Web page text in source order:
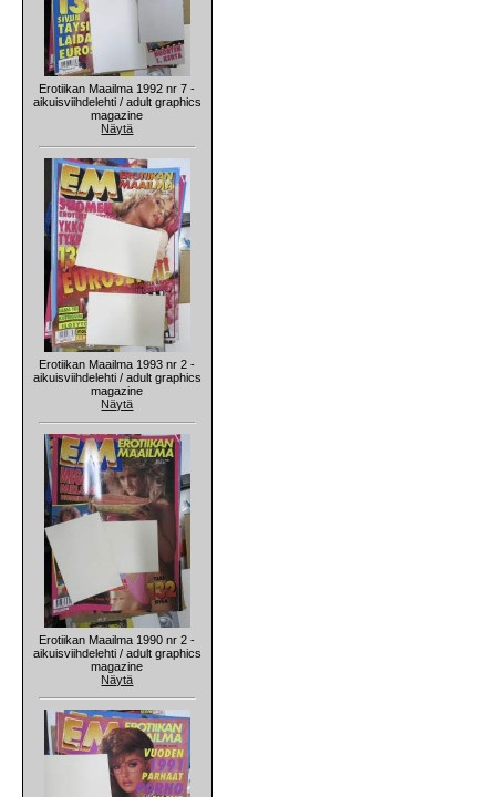
Erotiikan Maailma 1992 nr 7 -
aikuisviihdelehti / adult graphics
magazine
Näytä
Erotiikan Maailma 1993 nr 2 -
aikuisviihdelehti / adult graphics
magazine
Näytä
Erotiikan Maailma 1990 nr 2 -
aikuisviihdelehti / adult graphics
magazine
Näytä